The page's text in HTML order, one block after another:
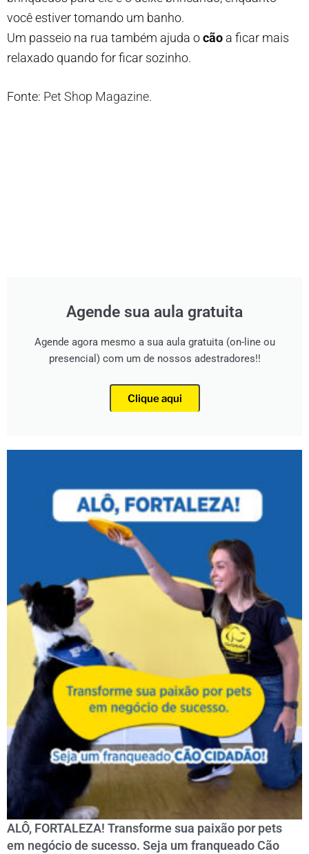
você estiver tomando um banho.
Um passeio na rua também ajuda ocão a ficar mais
relaxado quando for ficar sozinho.
Fonte: Pet Shop Magazine.
Agende sua aula gratuita
Agende agora mesmo a sua aula gratuita (on-line ou
presencial) com um de nossos adestradores!!
Clique aqui
ALÔ, FORTALEZA! Transforme sua paixão por pets
em negócio de sucesso. Seja um franqueado Cão